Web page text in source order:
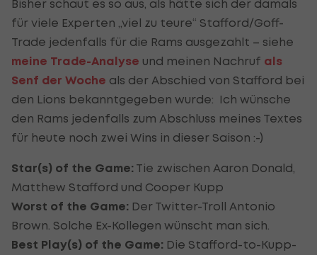
Bisher schaut es so aus, als hätte sich der damals
für viele Experten „viel zu teure“ Stafford/Goff-
Trade jedenfalls für die Rams ausgezahlt – siehe
meine Trade-Analyse und meinen Nachruf als
Senf der Woche als der Abschied von Stafford bei
den Lions bekanntgegeben wurde: Ich wünsche
den Rams jedenfalls zum Abschluss meines Textes
für heute noch zwei Wins in dieser Saison :-)
Star(s) of the Game: Tie zwischen Aaron Donald,
Matthew Stafford und Cooper Kupp
Worst of the Game: Der Twitter-Troll Antonio
Brown. Solche Ex-Kollegen wünscht man sich.
Best Play(s) of the Game: Die Stafford-to-Kupp-